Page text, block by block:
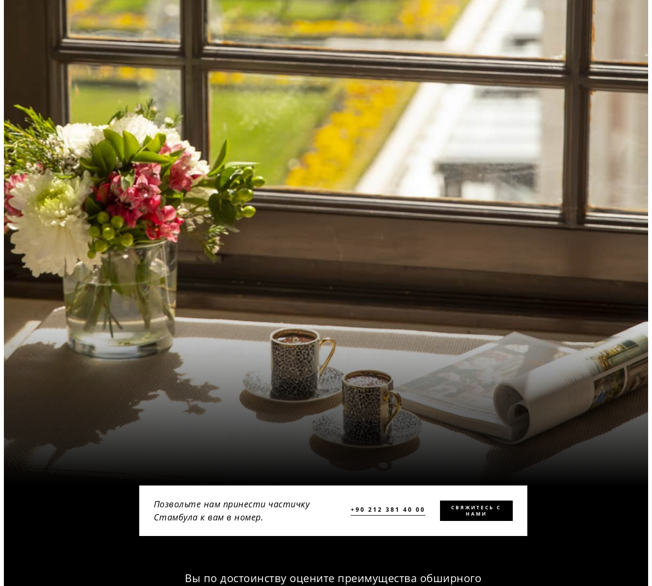
Позвольте нам принести частичку
Стамбула к вам в номер.
+90 212 381 40 00
СВЯЖИТЕСЬ С
НАМИ
Вы по достоинству оцените преимущества обширного